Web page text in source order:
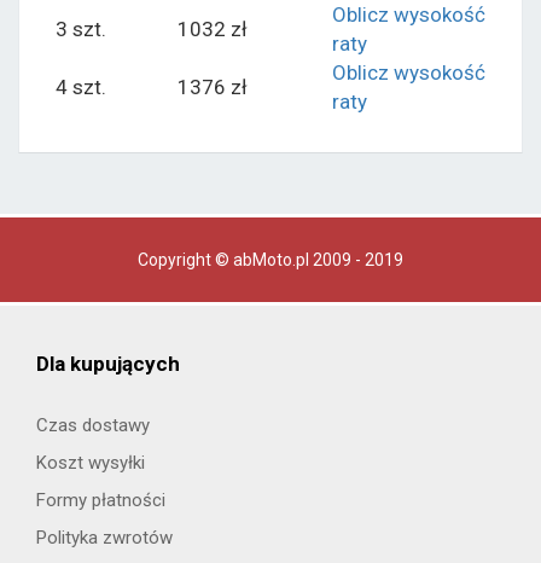
3 szt.
1032 zł
Oblicz wysokość
raty
4 szt.
1376 zł
Oblicz wysokość
raty
Copyright © abMoto.pl 2009 - 2019
Dla kupujących
Czas dostawy
Koszt wysyłki
Formy płatności
Polityka zwrotów